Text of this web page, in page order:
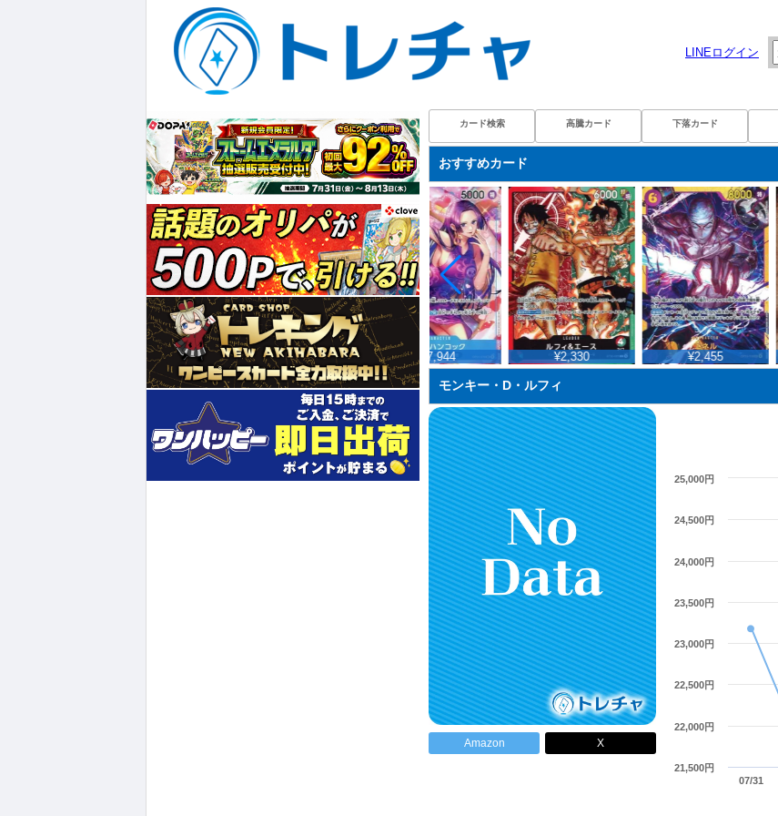
LINEログイン
カード検索 高騰カード 下落カード
おすすめカード
¥6,480 ¥32,800 ¥7,944 ¥2,330 ¥2,455
モンキー・D・ルフィ
Amazon X
07/31
21,500円
22,000円
22,500円
23,000円
23,500円
24,000円
24,500円
25,000円